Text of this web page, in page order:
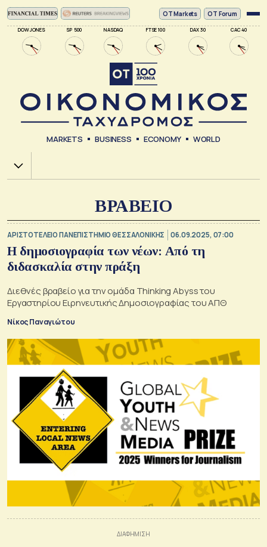
DOW JONES SP 500 NASDAQ FTSE 100 DAX 30 CAC 40
ΟΤ Markets OT Forum
MARKETS BUSINESS ECONOMY WORLD
Χ.Α.
ΒΡΑΒΕΙΟ
ΑΡΙΣΤΟΤΕΛΕΙΟ ΠΑΝΕΠΙΣΤΗΜΙΟ ΘΕΣΣΑΛΟΝΙΚΗΣ 06.09.2025, 07:00
Η δημοσιογραφία των νέων: Από τη
διδασκαλία στην πράξη
Διεθνές βραβείο για την ομάδα Thinking Abyss του
Εργαστηρίου Ειρηνευτικής Δημοσιογραφίας του ΑΠΘ
Νίκος Παναγιώτου